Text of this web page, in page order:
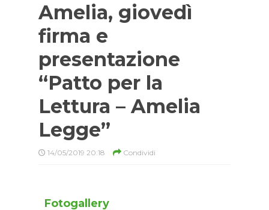
Amelia, giovedì
firma e
presentazione
“Patto per la
Lettura – Amelia
Legge”
14/05/2019 20:18 Condividi
Fotogallery